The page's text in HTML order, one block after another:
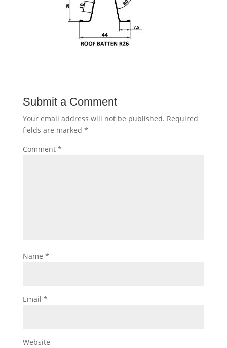
Submit a Comment
Your email address will not be published. Required
fields are marked *
Comment *
Name *
Email *
Website